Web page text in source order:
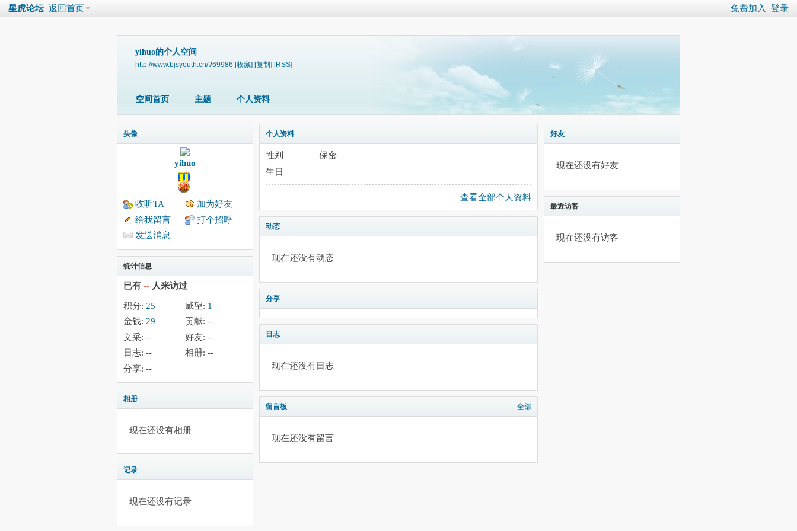
免费加入 登录
星虎论坛 返回首页
yihuo的个人空间
http://www.bjsyouth.cn/?69986 [收藏] [复制] [RSS]
空间首页 主题 个人资料
头像
yihuo
收听TA
加为好友
给我留言
打个招呼
发送消息
统计信息
已有 -- 人来访过
积分: 25 威望: 1
金钱: 29 贡献: --
文采: -- 好友: --
日志: -- 相册: --
分享: --
相册
现在还没有相册
记录
现在还没有记录
个人资料
性别
保密
生日
查看全部个人资料
动态
现在还没有动态
分享
日志
现在还没有日志
留言板 全部
现在还没有留言
好友
现在还没有好友
最近访客
现在还没有访客